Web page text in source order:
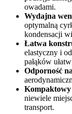
owadami.
Wydajna
optymalną
kondensacji
Łatwa
elastyczny i
pałąków
Odporność
niewiele
transport.